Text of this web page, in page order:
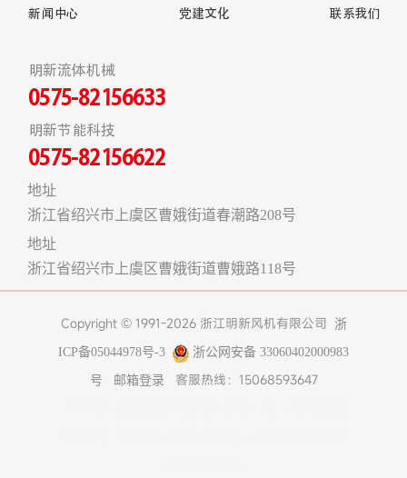
新闻中心
党建文化
联系我们
明新流体机械
0575-82156633
明新节能科技
0575-82156622
地址
浙江省绍兴市上虞区曹娥街道春潮路208号
地址
浙江省绍兴市上虞区曹娥街道曹娥路118号
Copyright © 1991-2026 浙江明新风机有限公司 浙
ICP备05044978号-3 浙公网安备 33060402000983
号 邮箱登录
客服热线：15068593647